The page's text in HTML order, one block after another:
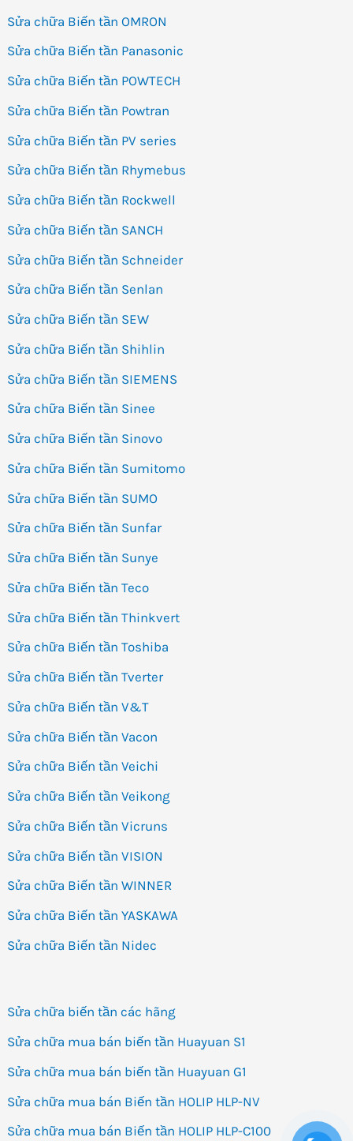
Sửa chữa Biến tần OMRON
Sửa chữa Biến tần Panasonic
Sửa chữa Biến tần POWTECH
Sửa chữa Biến tần Powtran
Sửa chữa Biến tần PV series
Sửa chữa Biến tần Rhymebus
Sửa chữa Biến tần Rockwell
Sửa chữa Biến tần SANCH
Sửa chữa Biến tần Schneider
Sửa chữa Biến tần Senlan
Sửa chữa Biến tần SEW
Sửa chữa Biến tần Shihlin
Sửa chữa Biến tần SIEMENS
Sửa chữa Biến tần Sinee
Sửa chữa Biến tần Sinovo
Sửa chữa Biến tần Sumitomo
Sửa chữa Biến tần SUMO
Sửa chữa Biến tần Sunfar
Sửa chữa Biến tần Sunye
Sửa chữa Biến tần Teco
Sửa chữa Biến tần Thinkvert
Sửa chữa Biến tần Toshiba
Sửa chữa Biến tần Tverter
Sửa chữa Biến tần V&T
Sửa chữa Biến tần Vacon
Sửa chữa Biến tần Veichi
Sửa chữa Biến tần Veikong
Sửa chữa Biến tần Vicruns
Sửa chữa Biến tần VISION
Sửa chữa Biến tần WINNER
Sửa chữa Biến tần YASKAWA
Sửa chữa Biến tần Nidec
Sửa chữa biến tần các hãng
Sửa chữa mua bán biến tần Huayuan S1
Sửa chữa mua bán biến tần Huayuan G1
Sửa chữa mua bán Biến tần HOLIP HLP-NV
Sửa chữa mua bán Biến tần HOLIP HLP-C100